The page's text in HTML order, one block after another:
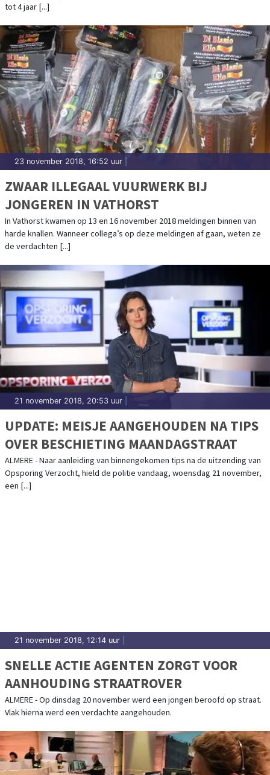
tot 4 jaar [...]
23 november 2018, 16:52 uur
ZWAAR ILLEGAAL VUURWERK BIJ
JONGEREN IN VATHORST
In Vathorst kwamen op 13 en 16 november 2018 meldingen binnen van
harde knallen. Wanneer collega’s op deze meldingen af gaan, weten ze
de verdachten [...]
21 november 2018, 20:53 uur
UPDATE: MEISJE AANGEHOUDEN NA TIPS
OVER BESCHIETING MAANDAGSTRAAT
ALMERE - Naar aanleiding van binnengekomen tips na de uitzending van
Opsporing Verzocht, hield de politie vandaag, woensdag 21 november,
een [...]
21 november 2018, 12:14 uur
SNELLE ACTIE AGENTEN ZORGT VOOR
AANHOUDING STRAATROVER
ALMERE - Op dinsdag 20 november werd een jongen beroofd op straat.
Vlak hierna werd een verdachte aangehouden.